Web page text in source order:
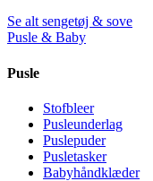
Se alt sengetøj & sove
Pusle & Baby
Pusle
Stofbleer
Pusleunderlag
Puslepuder
Pusletasker
Babyhåndklæder